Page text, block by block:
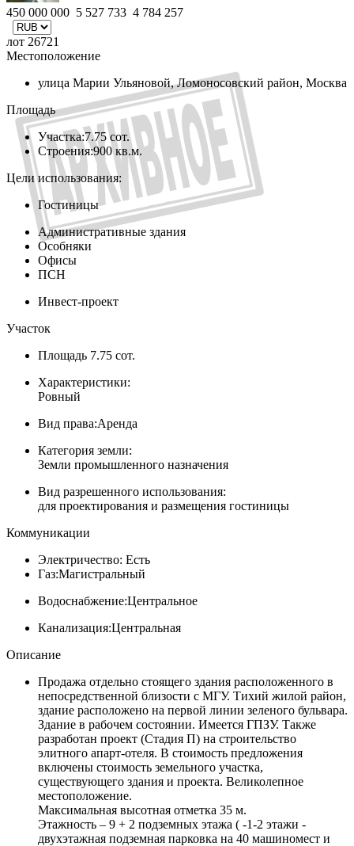
450 000 000 5 527 733 4 784 257
лот 26721
Местоположение
улица Марии Ульяновой, Ломоносовский район, Москва
Площадь
Участка:7.75 сот.
Строения:900 кв.м.
Цели использования:
Гостиницы
Административные здания
Особняки
Офисы
ПСН
Инвест-проект
Участок
Площадь 7.75 сот.
Характеристики:
Ровный
Вид права:Аренда
Категория земли:
Земли промышленного назначения
Вид разрешенного использования:
для проектирования и размещения гостиницы
Коммуникации
Электричество: Есть
Газ:Магистральный
Водоснабжение:Центральное
Канализация:Центральная
Описание
Продажа отдельно стоящего здания расположенного в
непосредственной близости с МГУ. Тихий жилой район,
здание расположено на первой линии зеленого бульвара.
Здание в рабочем состоянии. Имеется ГПЗУ. Также
разработан проект (Стадия П) на строительство
элитного апарт-отеля. В стоимость предложения
включены стоимость земельного участка,
существующего здания и проекта. Великолепное
местоположение.
Максимальная высотная отметка 35 м.
Этажность – 9 + 2 подземных этажа ( -1-2 этажи -
двухэтажная подземная парковка на 40 машиномест и